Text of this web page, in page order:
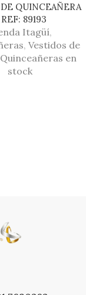
QUINCEAÑERA
REF: 89193
Itagüí,
, Vestidos de
Quinceañeras en
stock